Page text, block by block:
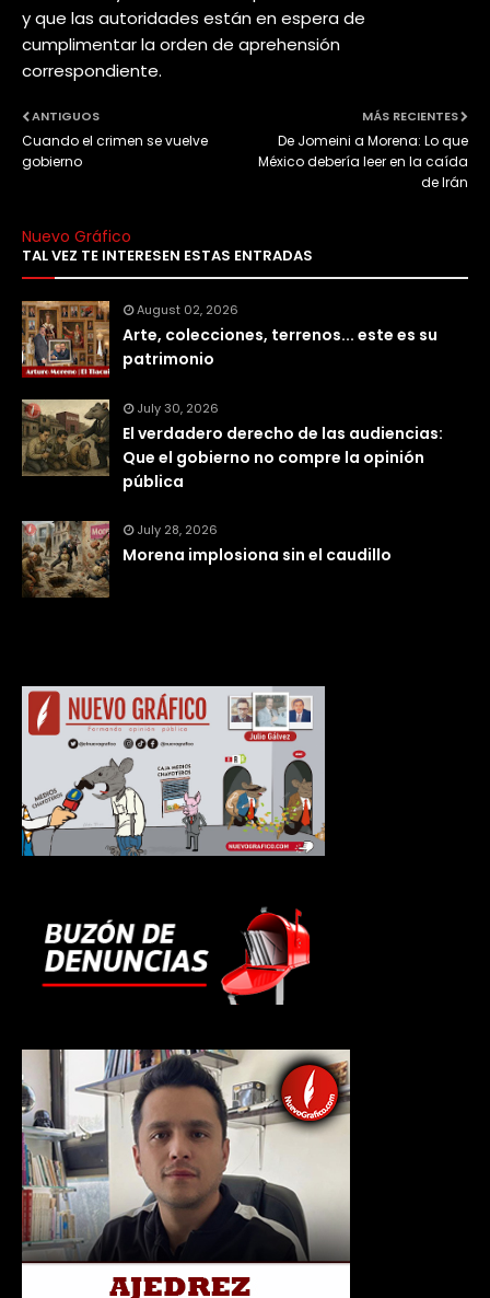
y que las autoridades están en espera de
cumplimentar la orden de aprehensión
correspondiente.​​​​​​​​​​​​​​​​
MÁS RECIENTES
De Jomeini a Morena: Lo que
México debería leer en la caída
de Irán
ANTIGUOS
Cuando el crimen se vuelve
gobierno
Nuevo Gráfico
TAL VEZ TE INTERESEN ESTAS ENTRADAS
August 02, 2026
Arte, colecciones, terrenos... este es su
patrimonio
July 30, 2026
El verdadero derecho de las audiencias:
Que el gobierno no compre la opinión
pública
July 28, 2026
Morena implosiona sin el caudillo